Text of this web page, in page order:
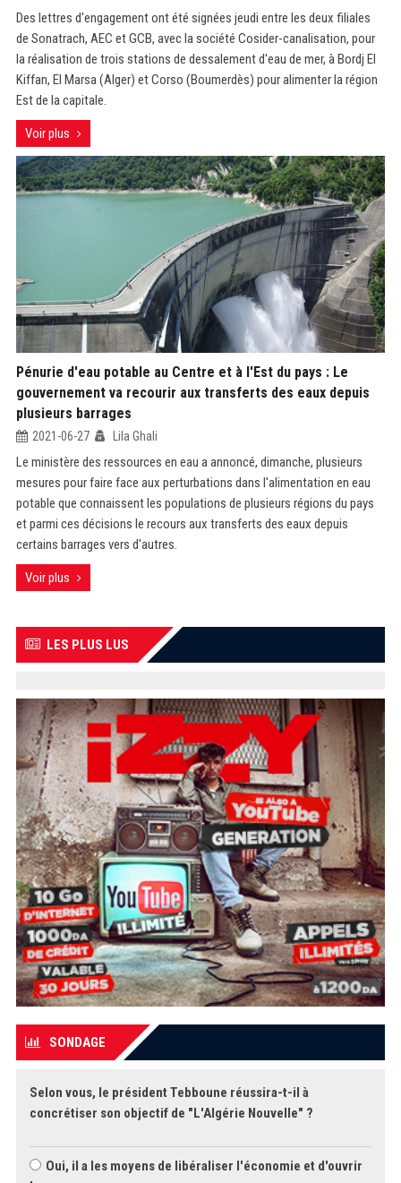
Des lettres d'engagement ont été signées jeudi entre les deux filiales
de Sonatrach, AEC et GCB, avec la société Cosider-canalisation, pour
la réalisation de trois stations de dessalement d'eau de mer, à Bordj El
Kiffan, El Marsa (Alger) et Corso (Boumerdès) pour alimenter la région
Est de la capitale.
Voir plus
Pénurie d'eau potable au Centre et à l'Est du pays : Le
gouvernement va recourir aux transferts des eaux depuis
plusieurs barrages
2021-06-27 Lila Ghali
Le ministère des ressources en eau a annoncé, dimanche, plusieurs
mesures pour faire face aux perturbations dans l'alimentation en eau
potable que connaissent les populations de plusieurs régions du pays
et parmi ces décisions le recours aux transferts des eaux depuis
certains barrages vers d'autres.
Voir plus
LES PLUS LUS
SONDAGE
Selon vous, le président Tebboune réussira-t-il à
concrétiser son objectif de "L'Algérie Nouvelle" ?
Oui, il a les moyens de libéraliser l'économie et d'ouvrir